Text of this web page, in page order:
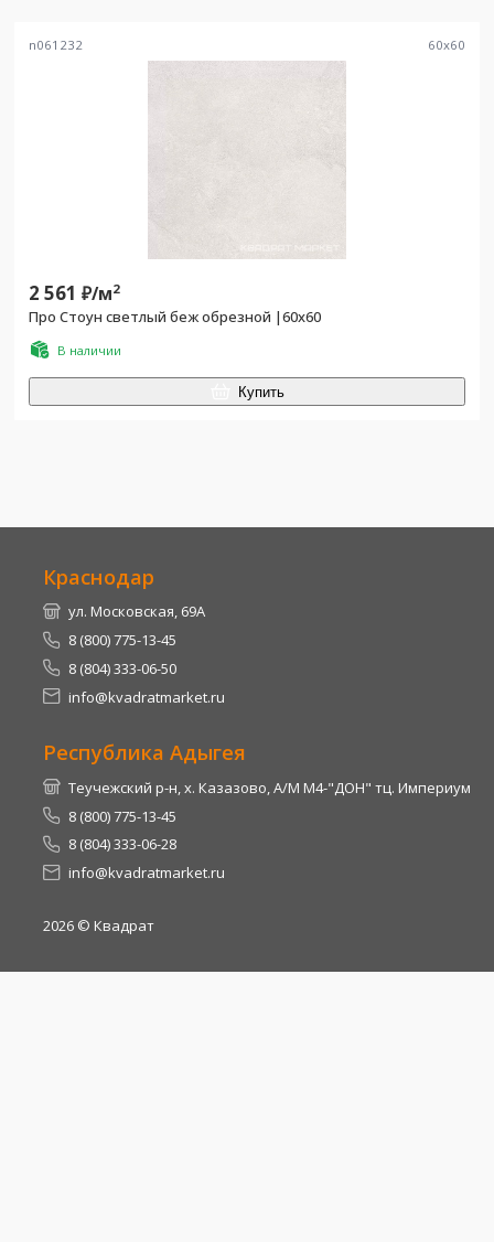
n061232 60x60
2 561 ₽/м2
Про Стоун светлый беж обрезной |60х60
В наличии
Купить
Краснодар
ул. Московская, 69А
8 (800) 775-13-45
8 (804) 333-06-50
info@kvadratmarket.ru
Республика Адыгея
Теучежский р-н, х. Казазово, А/М М4-"ДОН" тц. Империум
8 (800) 775-13-45
8 (804) 333-06-28
info@kvadratmarket.ru
2026 © Квадрат